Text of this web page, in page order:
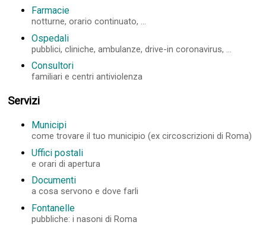
Farmacie
notturne, orario continuato, ...
Ospedali
pubblici, cliniche, ambulanze, drive-in coronavirus, ...
Consultori
familiari e centri antiviolenza
Servizi
Municipi
come trovare il tuo municipio (ex circoscrizioni di Roma)
Uffici postali
e orari di apertura
Documenti
a cosa servono e dove farli
Fontanelle
pubbliche: i nasoni di Roma